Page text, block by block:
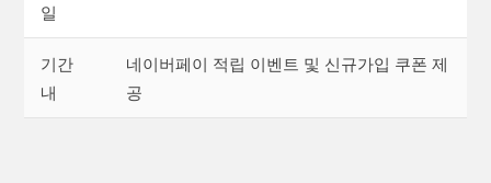
일
기간
내
네이버페이 적립 이벤트 및 신규가입 쿠폰 제
공